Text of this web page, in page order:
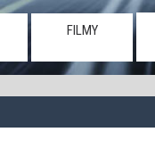
FILMY